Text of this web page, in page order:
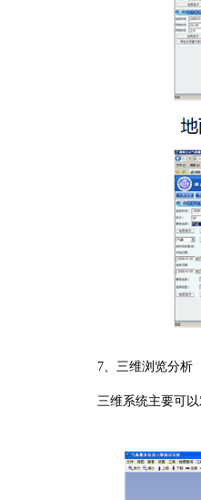
7、三维浏览分析
三维系统主要可以